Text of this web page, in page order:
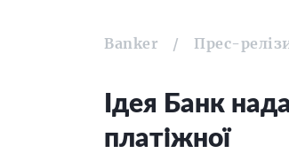
Banker Прес-
Ідея Банк
платіжної